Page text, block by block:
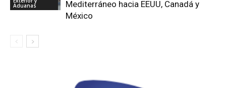
Aduanas
Mediterráneo hacia EEUU, Canadá y
México